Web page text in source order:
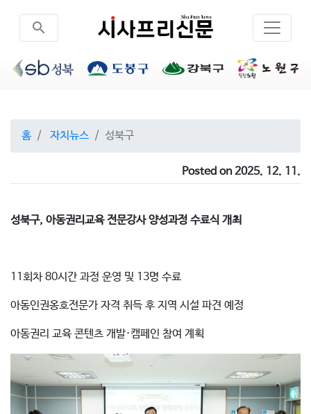
search
홈 자치뉴스 성북구
Posted on 2025. 12. 11.
성북구, 아동권리교육 전문강사 양성과정 수료식 개최
11회차 80시간 과정 운영 및 13명 수료
아동인권옹호전문가 자격 취득 후 지역 시설 파견 예정
아동권리 교육 콘텐츠 개발·캠페인 참여 계획